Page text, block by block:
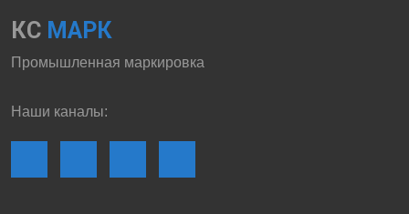
КС МАРК
Промышленная маркировка
Наши каналы: